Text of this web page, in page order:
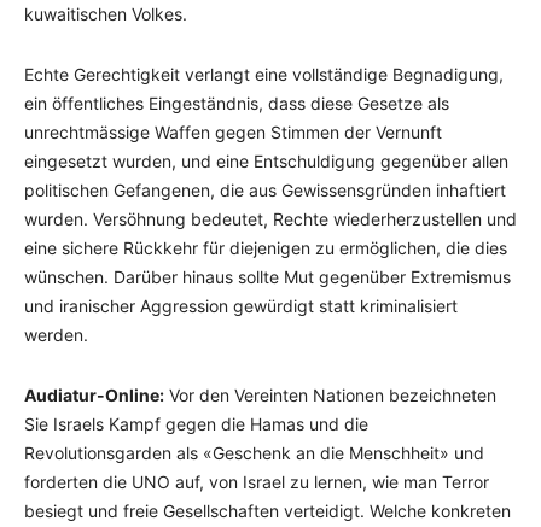
kuwaitischen Volkes.
Echte Gerechtigkeit verlangt eine vollständige Begnadigung,
ein öffentliches Eingeständnis, dass diese Gesetze als
unrechtmässige Waffen gegen Stimmen der Vernunft
eingesetzt wurden, und eine Entschuldigung gegenüber allen
politischen Gefangenen, die aus Gewissensgründen inhaftiert
wurden. Versöhnung bedeutet, Rechte wiederherzustellen und
eine sichere Rückkehr für diejenigen zu ermöglichen, die dies
wünschen. Darüber hinaus sollte Mut gegenüber Extremismus
und iranischer Aggression gewürdigt statt kriminalisiert
werden.
Audiatur-Online: Vor den Vereinten Nationen bezeichneten
Sie Israels Kampf gegen die Hamas und die
Revolutionsgarden als «Geschenk an die Menschheit» und
forderten die UNO auf, von Israel zu lernen, wie man Terror
besiegt und freie Gesellschaften verteidigt. Welche konkreten